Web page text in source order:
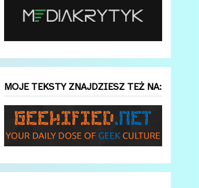
MOJE TEKSTY ZNAJDZIESZ TEŻ NA: